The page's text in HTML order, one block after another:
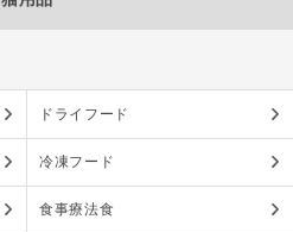
ドライフード
冷凍フード
食事療法食